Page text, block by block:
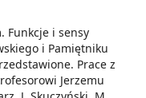
Funkcje i sensy
i Pamiętniku
Prace z
Jerzemu